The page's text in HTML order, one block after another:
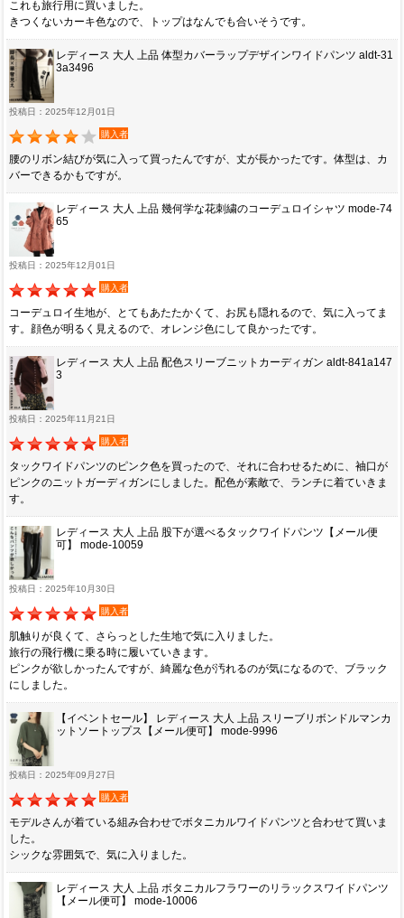
これも旅行用に買いました。
きつくないカーキ色なので、トップはなんでも合いそうです。
レディース 大人 上品 体型カバーラップデザインワイドパンツ aldt-31
3a3496
投稿日：2025年12月01日
購入者
腰のリボン結びが気に入って買ったんですが、丈が長かったです。体型は、カ
バーできるかもですが。
レディース 大人 上品 幾何学な花刺繍のコーデュロイシャツ mode-74
65
投稿日：2025年12月01日
購入者
コーデュロイ生地が、とてもあたたかくて、お尻も隠れるので、気に入ってま
す。顔色が明るく見えるので、オレンジ色にして良かったです。
レディース 大人 上品 配色スリーブニットカーディガン aldt-841a147
3
投稿日：2025年11月21日
購入者
タックワイドパンツのピンク色を買ったので、それに合わせるために、袖口が
ピンクのニットガーディガンにしました。配色が素敵で、ランチに着ていきま
す。
レディース 大人 上品 股下が選べるタックワイドパンツ【メール便
可】 mode-10059
投稿日：2025年10月30日
購入者
肌触りが良くて、さらっとした生地で気に入りました。
旅行の飛行機に乗る時に履いていきます。
ピンクが欲しかったんですが、綺麗な色が汚れるのが気になるので、ブラック
にしました。
【イベントセール】 レディース 大人 上品 スリーブリボンドルマンカ
ットソートップス【メール便可】 mode-9996
投稿日：2025年09月27日
購入者
モデルさんが着ている組み合わせでボタニカルワイドパンツと合わせて買いま
した。
シックな雰囲気で、気に入りました。
レディース 大人 上品 ボタニカルフラワーのリラックスワイドパンツ
【メール便可】 mode-10006